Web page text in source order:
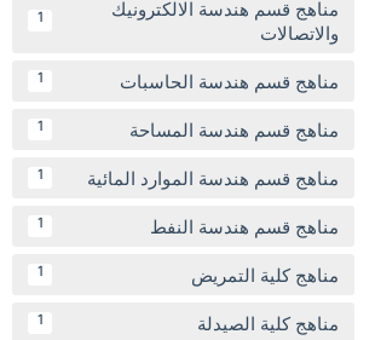
مناهج قسم هندسة الالكترونيك
والاتصالات
1
مناهج قسم هندسة الحاسبات 1
مناهج قسم هندسة المساحة 1
مناهج قسم هندسة الموارد المائية 1
مناهج قسم هندسة النفط 1
مناهج كلية التمريض 1
مناهج كلية الصيدلة 1